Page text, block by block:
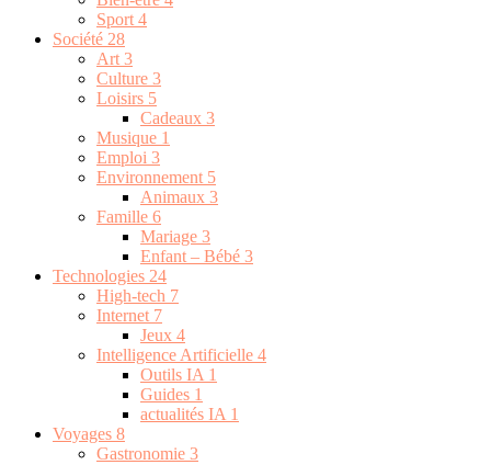
Sport 4
Société 28
Art 3
Culture 3
Loisirs 5
Cadeaux 3
Musique 1
Emploi 3
Environnement 5
Animaux 3
Famille 6
Mariage 3
Enfant – Bébé 3
Technologies 24
High-tech 7
Internet 7
Jeux 4
Intelligence Artificielle 4
Outils IA 1
Guides 1
actualités IA 1
Voyages 8
Gastronomie 3